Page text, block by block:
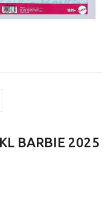
BARBIE 2025